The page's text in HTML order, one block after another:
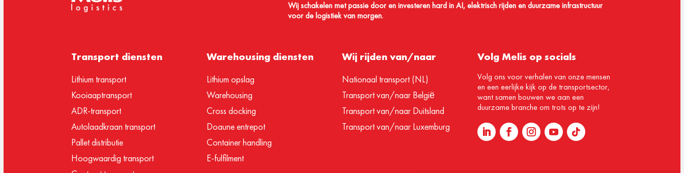
Wij schakelen met passie door en investeren hard in AI, elektrisch rijden en duurzame infrastructuur
voor de logistiek van morgen.
Transport diensten
Lithium transport
Kooiaaptransport
ADR-transport
Autolaadkraan transport
Pallet distributie
Hoogwaardig transport
Warehousing diensten
Lithium opslag
Warehousing
Cross docking
Doaune entrepot
Container handling
E-fulfilment
Wij rijden van/naar
Nationaal transport (NL)
Transport van/naar België
Transport van/naar Duitsland
Transport van/naar Luxemburg
Volg Melis op socials
Volg ons voor verhalen van onze mensen
en een eerlijke kijk op de transportsector,
want samen bouwen we aan een
duurzame branche om trots op te zijn!